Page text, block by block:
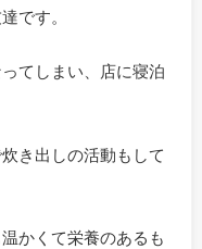
です。
てしまい、店に寝泊
き出しの活動もして
かくて栄養のあるも